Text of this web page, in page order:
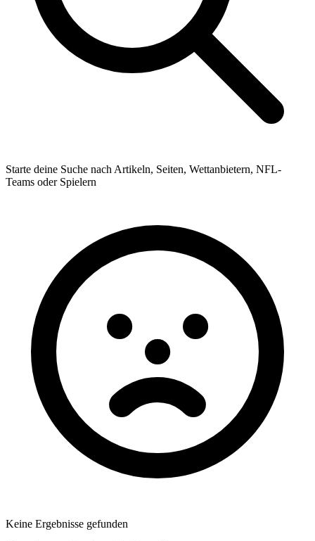
Starte deine Suche nach Artikeln, Seiten, Wettanbietern, NFL-
Teams oder Spielern
Keine Ergebnisse gefunden